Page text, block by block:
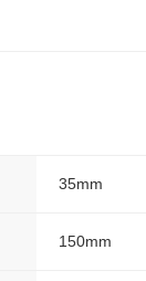
35mm
150mm